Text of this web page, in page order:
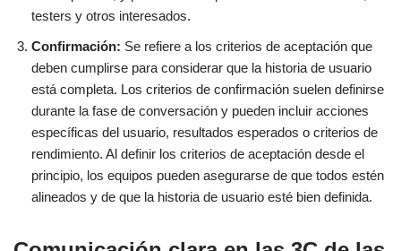
testers y otros interesados.
Confirmación: Se refiere a los criterios de aceptación que
deben cumplirse para considerar que la historia de usuario
está completa. Los criterios de confirmación suelen definirse
durante la fase de conversación y pueden incluir acciones
específicas del usuario, resultados esperados o criterios de
rendimiento. Al definir los criterios de aceptación desde el
principio, los equipos pueden asegurarse de que todos estén
alineados y de que la historia de usuario esté bien definida.